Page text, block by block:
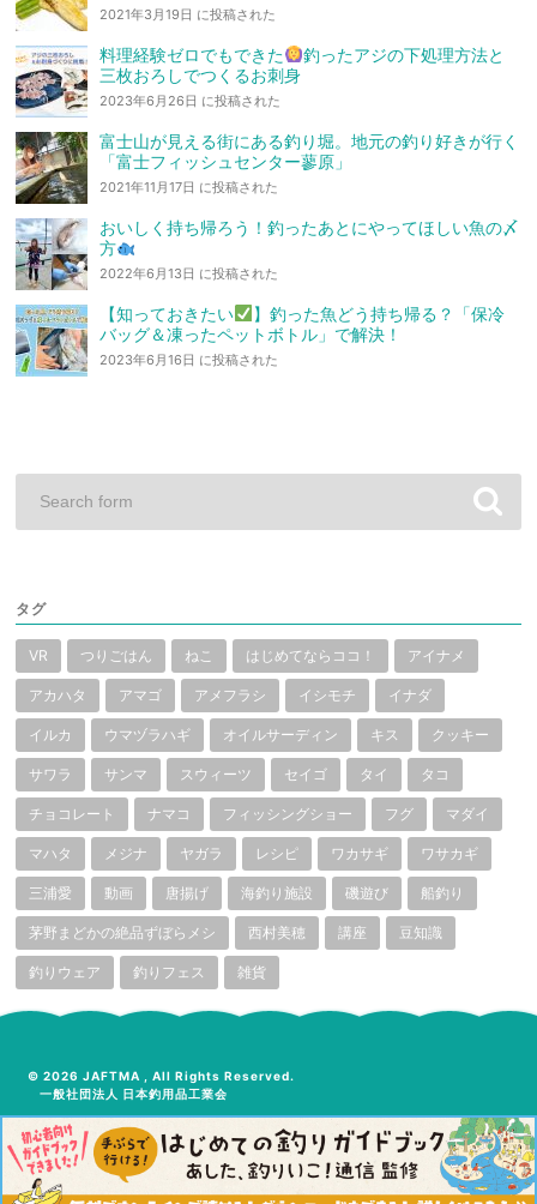
2021年3月19日 に投稿された
料理経験ゼロでもできた
釣ったアジの下処理方法と
三枚おろしでつくるお刺身
2023年6月26日 に投稿された
富士山が見える街にある釣り堀。地元の釣り好きが行く
「富士フィッシュセンター蓼原」
2021年11月17日 に投稿された
おいしく持ち帰ろう！釣ったあとにやってほしい魚の〆
方
2022年6月13日 に投稿された
【知っておきたい
】釣った魚どう持ち帰る？「保冷
バッグ＆凍ったペットボトル」で解決！
2023年6月16日 に投稿された
タグ
VR つりごはん ねこ はじめてならココ！ アイナメ
アカハタ アマゴ アメフラシ イシモチ イナダ
イルカ ウマヅラハギ オイルサーディン キス クッキー
サワラ サンマ スウィーツ セイゴ タイ タコ
チョコレート ナマコ フィッシングショー フグ マダイ
マハタ メジナ ヤガラ レシピ ワカサギ ワサカギ
三浦愛 動画 唐揚げ 海釣り施設 磯遊び 船釣り
茅野まどかの絶品ずぼらメシ 西村美穂 講座 豆知識
釣りウェア 釣りフェス 雑貨
© 2026 JAFTMA , All Rights Reserved.
一般社団法人 日本釣用品工業会